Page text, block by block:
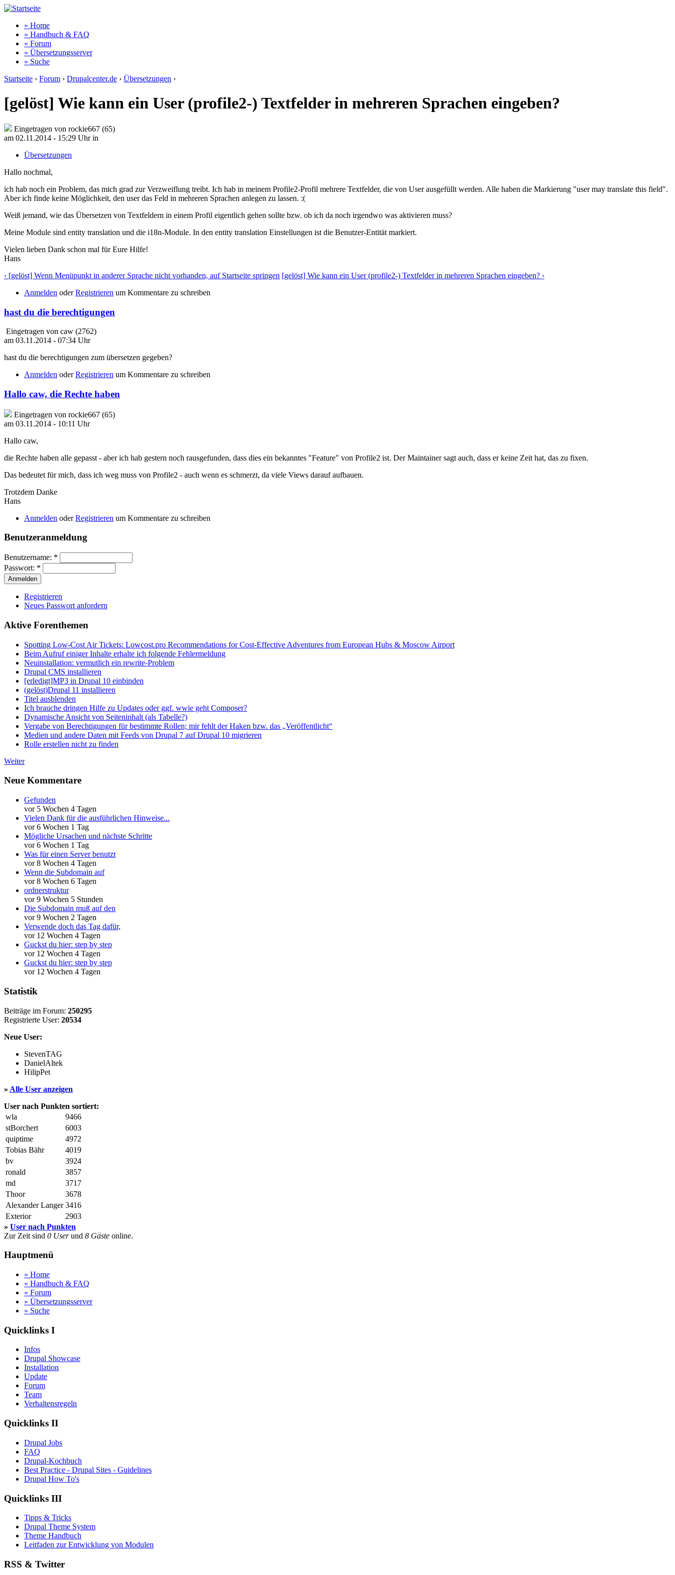
» Home
» Handbuch & FAQ
» Forum
» Übersetzungsserver
» Suche
Startseite › Forum › Drupalcenter.de › Übersetzungen ›
[gelöst] Wie kann ein User (profile2-) Textfelder in mehreren Sprachen eingeben?
Eingetragen von rockie667 (65)
am 02.11.2014 - 15:29 Uhrin
Übersetzungen
Hallo nochmal,
ich hab noch ein Problem, das mich grad zur Verzweiflung treibt. Ich hab in meinem Profile2-Profil mehrere Textfelder, die von User ausgefüllt werden. Alle haben die Markierung "user may translate this field".
Aber ich finde keine Möglichkeit, den user das Feld in mehreren Sprachen anlegen zu lassen. :(
Weiß jemand, wie das Übersetzen von Textfeldern in einem Profil eigentlich gehen sollte bzw. ob ich da noch irgendwo was aktivieren muss?
Meine Module sind entity translation und die i18n-Module. In den entity translation Einstellungen ist die Benutzer-Entität markiert.
Vielen lieben Dank schon mal für Eure Hilfe!
Hans
‹ [gelöst] Wenn Menüpunkt in anderer Sprache nicht vorhanden, auf Startseite springen [gelöst] Wie kann ein User (profile2-) Textfelder in mehreren Sprachen eingeben? ›
Anmelden oderRegistrieren um Kommentare zu schreiben
hast du die berechtigungen
Eingetragen von caw (2762)
am 03.11.2014 - 07:34 Uhr
hast du die berechtigungen zum übersetzen gegeben?
Anmelden oderRegistrieren um Kommentare zu schreiben
Hallo caw, die Rechte haben
Eingetragen von rockie667 (65)
am 03.11.2014 - 10:11 Uhr
Hallo caw,
die Rechte haben alle gepasst - aber ich hab gestern noch rausgefunden, dass dies ein bekanntes "Feature" von Profile2 ist. Der Maintainer sagt auch, dass er keine Zeit hat, das zu fixen.
Das bedeutet für mich, dass ich weg muss von Profile2 - auch wenn es schmerzt, da viele Views darauf aufbauen.
Trotzdem Danke
Hans
Anmelden oderRegistrieren um Kommentare zu schreiben
Benutzeranmeldung
Benutzername: *
Passwort: *
Registrieren
Neues Passwort anfordern
Aktive Forenthemen
Spotting Low-Cost Air Tickets: Lowcost.pro Recommendations for Cost-Effective Adventures from European Hubs & Moscow Airport
Beim Aufruf einiger Inhalte erhalte ich folgende Fehlermeldung
Neuinstallation: vermutlich ein rewrite-Problem
Drupal CMS installieren
[erledigt]MP3 in Drupal 10 einbinden
(gelöst)Drupal 11 installieren
Titel ausblenden
Ich brauche dringen Hilfe zu Updates oder ggf. wwie geht Composer?
Dynamische Ansicht von Seiteninhalt (als Tabelle?)
Vergabe von Berechtigungen für bestimmte Rollen; mir fehlt der Haken bzw. das „Veröffentlicht“
Medien und andere Daten mit Feeds von Drupal 7 auf Drupal 10 migrieren
Rolle erstellen nicht zu finden
Weiter
Neue Kommentare
Gefunden
vor 5 Wochen 4 Tagen
Vielen Dank für die ausführlichen Hinweise...
vor 6 Wochen 1 Tag
Mögliche Ursachen und nächste Schritte
vor 6 Wochen 1 Tag
Was für einen Server benutzt
vor 8 Wochen 4 Tagen
Wenn die Subdomain auf
vor 8 Wochen 6 Tagen
ordnerstruktur
vor 9 Wochen 5 Stunden
Die Subdomain muß auf den
vor 9 Wochen 2 Tagen
Verwende doch das Tag dafür,
vor 12 Wochen 4 Tagen
Guckst du hier: step by step
vor 12 Wochen 4 Tagen
Guckst du hier: step by step
vor 12 Wochen 4 Tagen
Statistik
Beiträge im Forum: 250295
Registrierte User: 20534
Neue User:
StevenTAG
DanielAltek
HilipPet
» Alle User anzeigen
User nach Punkten sortiert:
wla
9466
stBorchert
6003
quiptime
4972
Tobias Bähr
4019
bv
3924
ronald
3857
md
3717
Thoor
3678
Alexander Langer 3416
Exterior
2903
» User nach Punkten
Zur Zeit sind 0 Userund 8 Gäste online.
Hauptmenü
» Home
» Handbuch & FAQ
» Forum
» Übersetzungsserver
» Suche
Quicklinks I
Infos
Drupal Showcase
Installation
Update
Forum
Team
Verhaltensregeln
Quicklinks II
Drupal Jobs
FAQ
Drupal-Kochbuch
Best Practice - Drupal Sites - Guidelines
Drupal How To's
Quicklinks III
Tipps & Tricks
Drupal Theme System
Theme Handbuch
Leitfaden zur Entwicklung von Modulen
RSS & Twitter